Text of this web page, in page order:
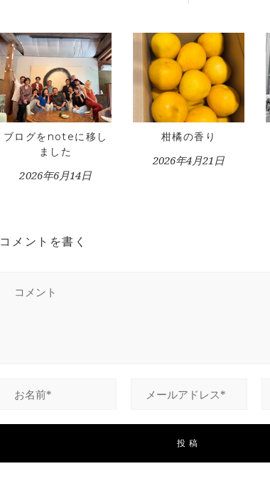
ブログをnoteに移し
ました
2026年6月14日
柑橘の香り
2026年4月21日
コメントを書く